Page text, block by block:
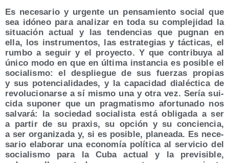
Es nece­sa­rio y urgen­te un pen­sa­mien­to social que
sea idó­neo para ana­li­zar en toda su com­ple­ji­dad la
situa­ción actual y las ten­den­cias que pug­nan en
ella, los ins­tru­men­tos, las estra­te­gias y tác­ti­cas, el
rum­bo a seguir y el pro­yec­to. Y que con­tri­bu­ya al
úni­co modo en que en últi­ma ins­tan­cia es posi­ble el
socia­lis­mo: el des­plie­gue de sus fuer­zas pro­pias
y sus poten­cia­li­da­des, y la capa­ci­dad dia­léc­ti­ca de
revo­lu­cio­nar­se a sí mis­mo una y otra vez. Sería sui­
ci­da supo­ner que un prag­ma­tis­mo afor­tu­na­do nos
sal­va­rá: la socie­dad socia­lis­ta está obli­ga­da a ser
a par­tir de su pra­xis, su opción y su con­cien­cia,
a ser orga­ni­za­da y, si es posi­ble, pla­nea­da. Es nece­
sa­rio ela­bo­rar una eco­no­mía polí­ti­ca al ser­vi­cio del
socia­lis­mo para la Cuba actual y la pre­vi­si­ble,